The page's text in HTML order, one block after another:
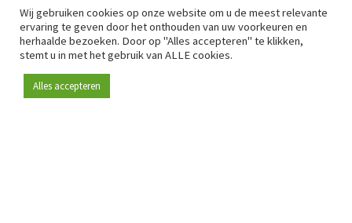
Wij gebruiken cookies op onze website om u de meest relevante
ervaring te geven door het onthouden van uw voorkeuren en
herhaalde bezoeken. Door op "Alles accepteren" te klikken,
stemt u in met het gebruik van ALLE cookies.
Alles accepteren